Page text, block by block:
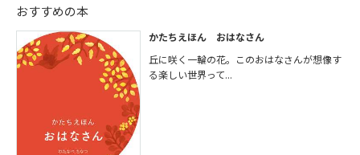
おすすめの本
かたちえほん おはなさん
丘に咲く一輪の花。このおはなさんが想像す
る楽しい世界って...